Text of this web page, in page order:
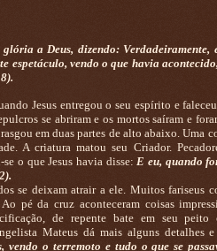
a Deus, dizendo: Verdadeiramente,
espetáculo, vendo o que havia
Jesus entregou o seu espírito e
se abriram e os mortos saíram e
em duas partes de alto abaixo. Uma
A criatura matou seu Criador.
o que Jesus havia disse: E eu, quando
se deixam atrair a ele. Muitos fariseus
pé da cruz aconteceram coisas
de repente bate em seu peito
Mateus dá mais alguns detalhes e
vendo o terremoto e tudo o que se